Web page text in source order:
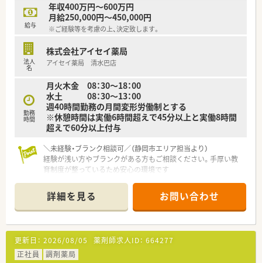
給与
年収400万円～600万円
月給250,000円～450,000円
※ご経験等を考慮の上、決定致します。
法人
名
株式会社アイセイ薬局
アイセイ薬局 清水巴店
勤務
時間
月火木金 08：30～18：00
水土 08：30～13：00
週40時間勤務の月間変形労働制とする
※休憩時間は実働6時間超えで45分以上と実働8時間
超えで60分以上付与
＼未経験・ブランク相談可／（静岡市エリア担当より）
経験が浅い方やブランクがある方もご相談ください。手厚い教
育制度が整っているため安心の環境です
【店舗情報と応需状況について】
■最寄り駅の静岡鉄道静岡清水線「新清水駅」から、徒歩1分と通
勤に便利な立地です。
■主に内科・皮膚科・リウマチ科を応需しており、1日の処方箋枚
数は平均100枚程度です。
■薬剤師は常勤4名、事務員3名が在籍しており、ベテラン社員が
多くサポート体制も万全です。
詳細を見る お問い合わせ
更新日： 2026/08/05 薬剤師求人ID： 664277
正社員
調剤薬局